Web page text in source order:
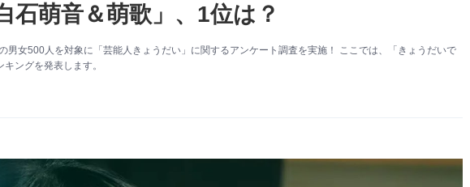
石萌音＆萌歌」、1位は？
男女500人を対象に「芸能人きょうだい」に関するアンケート調査を実施！ ここでは、「きょうだいで
ングを発表します。